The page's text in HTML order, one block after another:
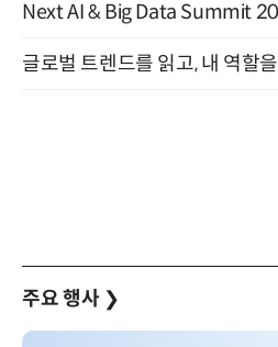
주요 행사 ❯